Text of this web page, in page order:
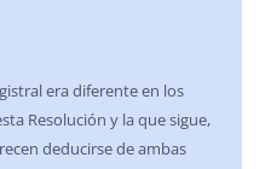
era diferente en los
Resolución y la que sigue,
deducirse de ambas